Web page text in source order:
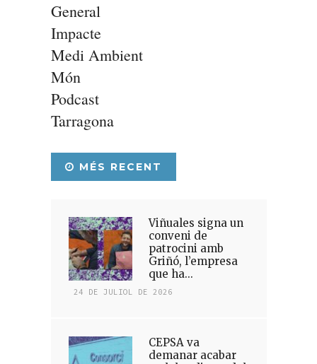
General
Impacte
Medi Ambient
Món
Podcast
Tarragona
MÉS RECENT
Viñuales signa un
conveni de
patrocini amb
Griñó, l’empresa
que ha...
24 DE JULIOL DE 2026
CEPSA va
demanar acabar